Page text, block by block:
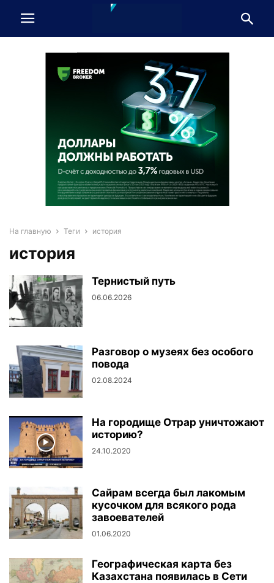
На главную Теги история
история
Тернистый путь
06.06.2026
Разговор о музеях без особого
повода
02.08.2024
На городище Отрар уничтожают
историю?
24.10.2020
Сайрам всегда был лакомым
кусочком для всякого рода
завоевателей
01.06.2020
Географическая карта без
Казахстана появилась в Сети